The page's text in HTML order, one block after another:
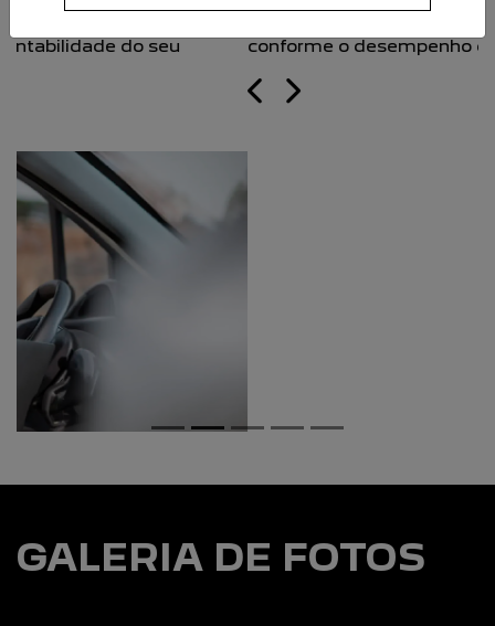
acompanha um ranking dos melhores motoristas,
conforme o desempenho de cada um na direção.
Redução de custos operacionais